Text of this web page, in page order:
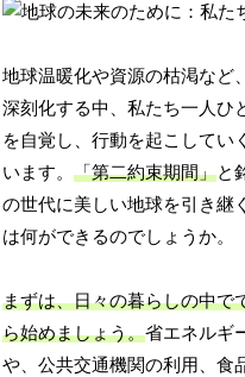
地球温暖化や資源の枯渇など
深刻化する中、私たち一人ひ
を自覚し、行動を起こしてい
います。「第二約束期間」と
の世代に美しい地球を引き継
は何ができるのでしょうか。
まずは、日々の暮らしの中で
ら始めましょう。省エネルギ
や、公共交通機関の利用、食